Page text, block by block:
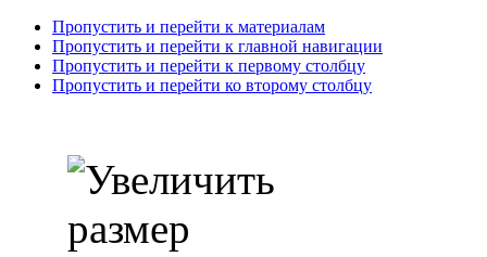
Пропустить и перейти к материалам
Пропустить и перейти к главной навигации
Пропустить и перейти к первому столбцу
Пропустить и перейти ко второму столбцу